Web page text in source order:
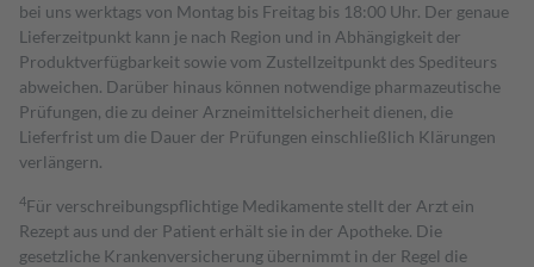
bei uns werktags von Montag bis Freitag bis 18:00 Uhr. Der genaue
Lieferzeitpunkt kann je nach Region und in Abhängigkeit der
Produktverfügbarkeit sowie vom Zustellzeitpunkt des Spediteurs
abweichen. Darüber hinaus können notwendige pharmazeutische
Prüfungen, die zu deiner Arzneimittelsicherheit dienen, die
Lieferfrist um die Dauer der Prüfungen einschließlich Klärungen
verlängern.
4Für verschreibungspflichtige Medikamente stellt der Arzt ein
Rezept aus und der Patient erhält sie in der Apotheke. Die
gesetzliche Krankenversicherung übernimmt in der Regel die